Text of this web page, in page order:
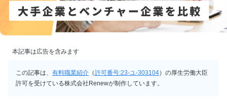
本記事は広告を含みます
この記事は、有料職業紹介 （許可番号:23-ユ-303104）の厚生労働大臣
許可を受けている株式会社Renewが制作しています。